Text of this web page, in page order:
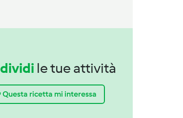
le tue attività
Questa ricetta mi interessa